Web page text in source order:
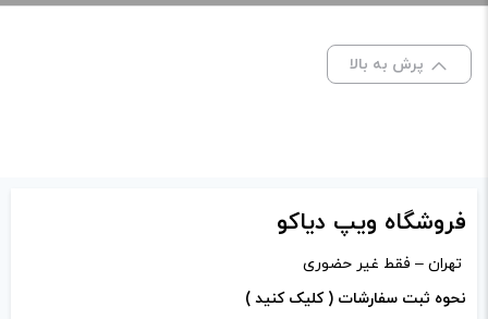
نشانی ایمیل شما منتشر نخواهد شد.
دیدگاه شما*
پرش به بالا
فروشگاه ویپ دیاکو
تهران – فقط غیر حضوری
نحوه ثبت سفارشات ( کلیک کنید )